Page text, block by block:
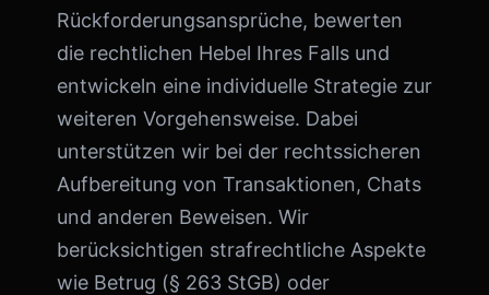
Rückforderungsansprüche, bewerten
die rechtlichen Hebel Ihres Falls und
entwickeln eine individuelle Strategie zur
weiteren Vorgehensweise. Dabei
unterstützen wir bei der rechtssicheren
Aufbereitung von Transaktionen, Chats
und anderen Beweisen. Wir
berücksichtigen strafrechtliche Aspekte
wie Betrug (§ 263 StGB) oder